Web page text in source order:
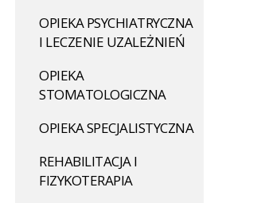
OPIEKA PSYCHIATRYCZNA
I LECZENIE UZALEŻNIEŃ
OPIEKA
STOMATOLOGICZNA
OPIEKA SPECJALISTYCZNA
REHABILITACJA I
FIZYKOTERAPIA